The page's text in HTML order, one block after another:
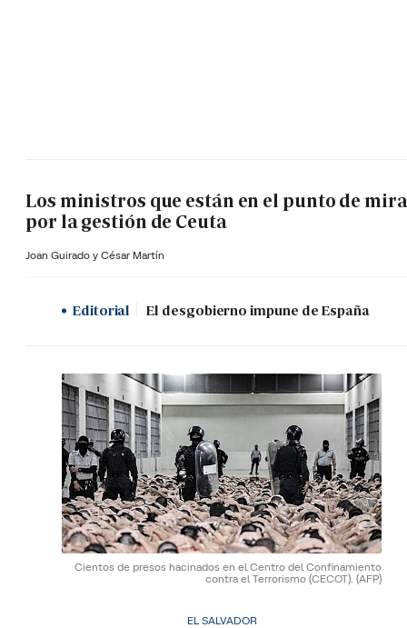
Los ministros que están en el punto de mira
por la gestión de Ceuta
Joan Guirado y César Martín
Editorial El desgobierno impune de España
Cientos de presos hacinados en el Centro del Confinamiento
contra el Terrorismo (CECOT). (AFP)
EL SALVADOR